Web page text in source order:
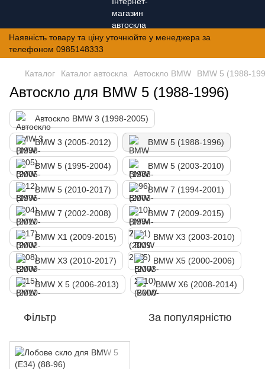
Наявність товару та ціну уточнюйте у менеджера за
телефоном 0985148333
Каталог Каталог автоскла Автоскло BMW BMW 5 (1988-
Автоскло для BMW 5 (1988-1996)
Автоскло BMW 3 (1998-2005)
BMW 3 (2005-2012) BMW 5 (1988-1996)
BMW 5 (1995-2004) BMW 5 (2003-2010)
BMW 5 (2010-2017) BMW 7 (1994-2001)
BMW 7 (2002-2008) BMW 7 (2009-2015)
BMW X1 (2009-2015) BMW X3 (2003-2010)
BMW X3 (2010-2017) BMW X5 (2000-2006)
BMW X 5 (2006-2013) BMW X6 (2008-2014)
Фільтр За популярністю